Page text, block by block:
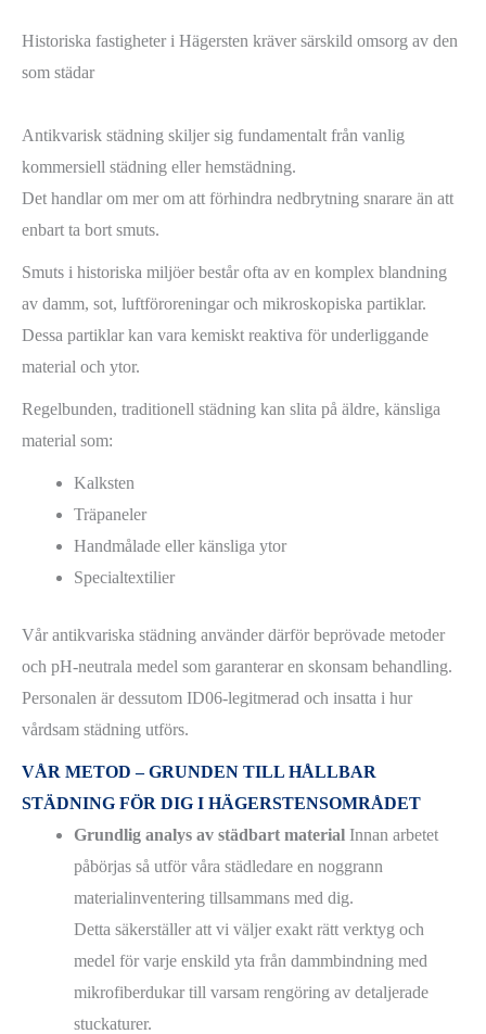
Historiska fastigheter i Hägersten kräver särskild omsorg av den
som städar
Antikvarisk städning skiljer sig fundamentalt från vanlig
kommersiell städning eller hemstädning.
Det handlar om mer om att förhindra nedbrytning snarare än att
enbart ta bort smuts.
Smuts i historiska miljöer består ofta av en komplex blandning
av damm, sot, luftföroreningar och mikroskopiska partiklar.
Dessa partiklar kan vara kemiskt reaktiva för underliggande
material och ytor.
Regelbunden, traditionell städning kan slita på äldre, känsliga
material som:
Kalksten
Träpaneler
Handmålade eller känsliga ytor
Specialtextilier
Vår antikvariska städning använder därför beprövade metoder
och pH-neutrala medel som garanterar en skonsam behandling.
Personalen är dessutom ID06-legitmerad och insatta i hur
vårdsam städning utförs.
VÅR METOD – GRUNDEN TILL HÅLLBAR
STÄDNING FÖR DIG I HÄGERSTENSOMRÅDET
Grundlig analys av städbart material Innan arbetet
påbörjas så utför våra städledare en noggrann
materialinventering tillsammans med dig.
Detta säkerställer att vi väljer exakt rätt verktyg och
medel för varje enskild yta från dammbindning med
mikrofiberdukar till varsam rengöring av detaljerade
stuckaturer.